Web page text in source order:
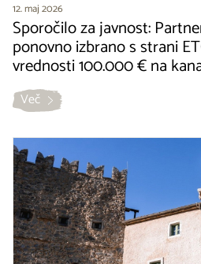
12. maj 2026
Sporočilo za javnost:
ponovno izbrano s strani
vrednosti 100.000 € na
Več